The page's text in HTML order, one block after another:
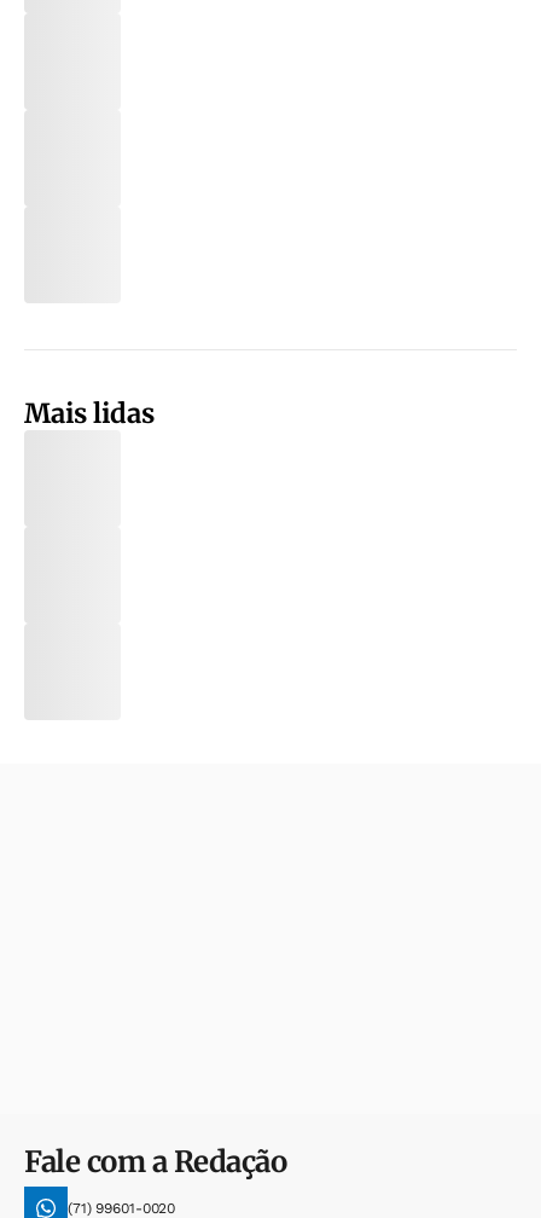
Mais lidas
Fale com a Redação
(71) 99601-0020